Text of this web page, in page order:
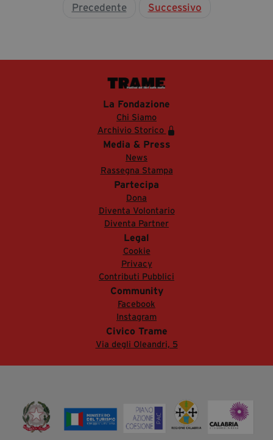
Precedente Successivo
La Fondazione
Chi Siamo
Archivio Storico
Media & Press
News
Rassegna Stampa
Partecipa
Dona
Diventa Volontario
Diventa Partner
Legal
Cookie
Privacy
Contributi Pubblici
Community
Facebook
Instagram
Civico Trame
Via degli Oleandri, 5